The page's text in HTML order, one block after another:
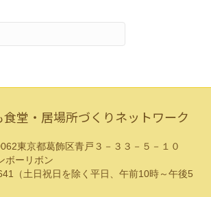
堂・居場所づくりネットワーク
東京都葛飾区青戸３－３３－５－１０
ボーリボン
（土日祝日を除く平日、午前10時～午後5